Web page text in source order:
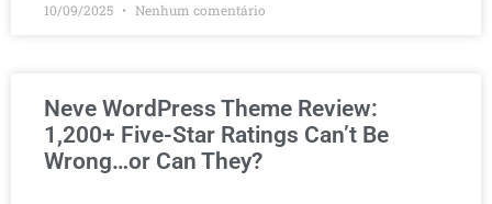
10/09/2025 Nenhum comentário
Neve WordPress Theme Review:
1,200+ Five-Star Ratings Can’t Be
Wrong…or Can They?